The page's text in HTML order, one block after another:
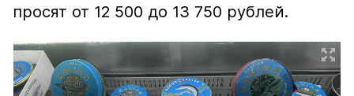
просят от 12 500 до 13 750 рублей.